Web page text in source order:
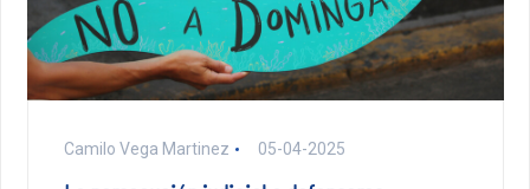
Camilo Vega Martinez 05-04-2025